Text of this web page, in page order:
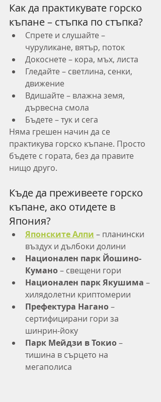
Как да практикувате горско
къпане – стъпка по стъпка?
Спрете и слушайте –
чуруликане, вятър, поток
Докоснете – кора, мъх, листа
Гледайте – светлина, сенки,
движение
Вдишайте – влажна земя,
дървесна смола
Бъдете – тук и сега
Няма грешен начин да се
практикува горско къпане. Просто
бъдете с гората, без да правите
нищо друго.
Къде да преживеете горско
къпане, ако отидете в
Япония?
Японските Алпи – планински
въздух и дълбоки долини
Национален парк Йошино-
Кумано – свещени гори
Национален парк Якушима –
хилядолетни криптомерии
Префектура Нагано –
сертифицирани гори за
шинрин-йоку
Парк Мейдзи в Токио –
тишина в сърцето на
мегаполиса